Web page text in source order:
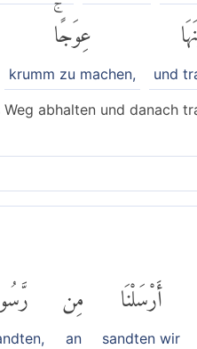
und
عِوَجًاۚ
krumm zu machen,
abhalten und danach
أَرْسَلْنَا
sandten wir
مِن
an